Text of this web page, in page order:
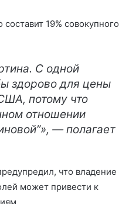
19% совокупного
С одной
здорово для цены
потому что
отношении
— полагает
что владение
может привести к